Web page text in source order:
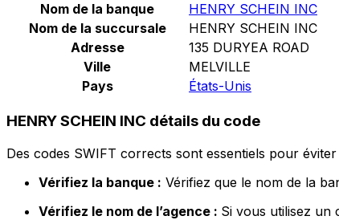
Nom de la banque
HENRY SCHEIN INC
Nom de la succursale
HENRY SCHEIN INC
Adresse
135 DURYEA ROAD
Ville
MELVILLE
Pays
États-Unis
HENRY SCHEIN INC détails du code
Des codes SWIFT corrects sont essentiels pour
Vérifiez la banque : Vérifiez que le nom de la
Vérifiez le nom de l’agence : Si vous utilisez un